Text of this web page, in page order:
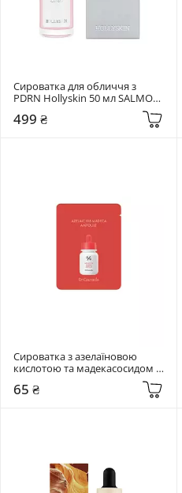
Сироватка для обличчя з
PDRN Hollyskin 50 мл SALMON
499 ₴
Сироватка з азелаїновою
кислотою та мадекасосидом
Dr. Ceuracle 2 мл Azelaic 10 &
Madeca Ampoule
65 ₴